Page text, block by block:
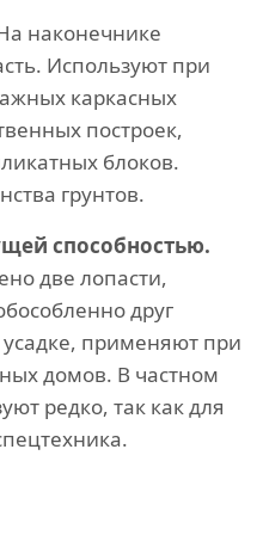
наконечнике
Используют при
каркасных
построек,
блоков.
грунтов.
способностью.
две лопасти,
друг
усадке, применяют при
домов. В частном
редко, так как для